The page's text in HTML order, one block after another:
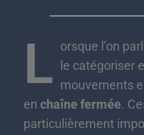
L orsque l’on
le catégoriser
mouvements
en chaîne fermée.
particulièrement